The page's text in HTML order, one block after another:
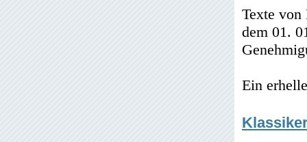
Texte von
dem 01.
Ein